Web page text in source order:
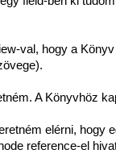
val, hogy a
A Könyvhöz
elérni, hogy
reference-el